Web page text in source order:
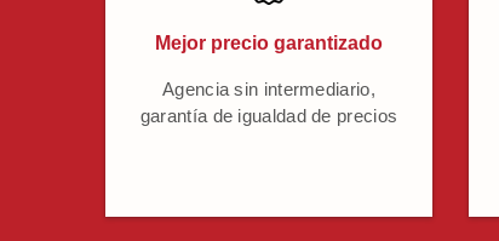
Mejor precio garantizado
Agencia sin intermediario,
garantía de igualdad de precios